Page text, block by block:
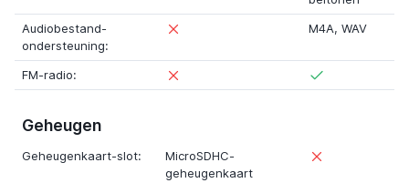
Audiobestand-
ondersteuning:
M4A, WAV
FM-radio:
Geheugen
Geheugenkaart-slot:
MicroSDHC-
geheugenkaart